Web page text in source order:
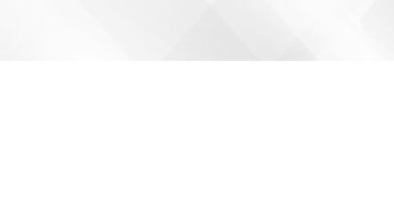
MESAS DE RATTAN